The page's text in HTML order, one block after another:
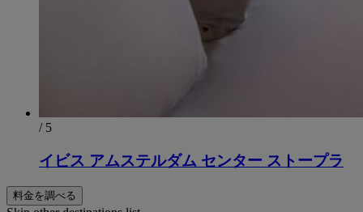
/ 5
イビス アムステルダム センター ストープラ
料金を調べる